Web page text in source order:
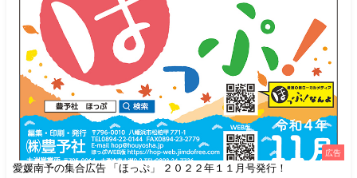
広告
愛媛南予の集合広告 「ほっぷ」 ２０２２年１１月号発行！